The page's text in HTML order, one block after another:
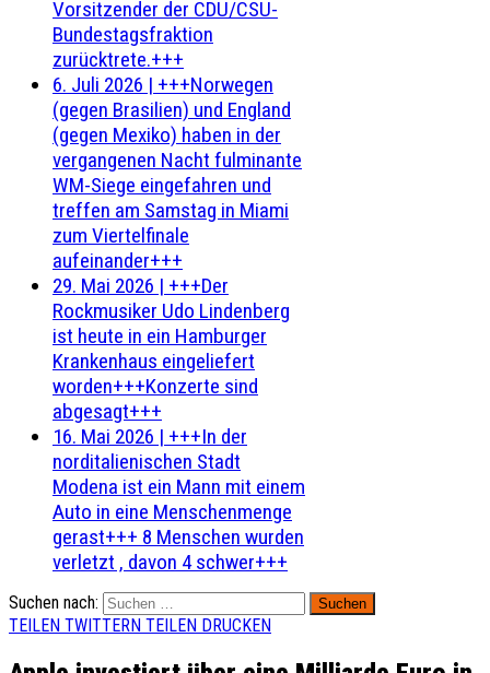
Vorsitzender der CDU/CSU-
Bundestagsfraktion
zurücktrete.+++
6. Juli 2026 | +++Norwegen
(gegen Brasilien) und England
(gegen Mexiko) haben in der
vergangenen Nacht fulminante
WM-Siege eingefahren und
treffen am Samstag in Miami
zum Viertelfinale
aufeinander+++
29. Mai 2026 | +++Der
Rockmusiker Udo Lindenberg
ist heute in ein Hamburger
Krankenhaus eingeliefert
worden+++Konzerte sind
abgesagt+++
16. Mai 2026 | +++In der
norditalienischen Stadt
Modena ist ein Mann mit einem
Auto in eine Menschenmenge
gerast+++ 8 Menschen wurden
verletzt , davon 4 schwer+++
Suchen nach:
TEILEN TWITTERN TEILEN DRUCKEN